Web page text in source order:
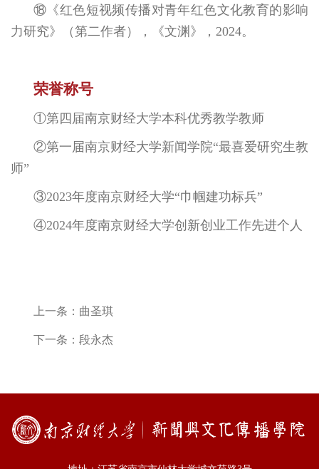
⑱《红色短视频传播对青年红色文化教育的影响
力研究》（第二作者），《文渊》，2024。
荣誉称号
①第四届南京财经大学本科优秀教学教师
②第一届南京财经大学新闻学院“最喜爱研究生教
师”
③2023年度南京财经大学“巾帼建功标兵”
④2024年度南京财经大学创新创业工作先进个人
上一条： 曲圣琪
下一条： 段永杰